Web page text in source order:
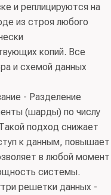
и реплицируются на
из строя любого
копий. Все
и схемой данных
- Разделение
(шарды) по числу
подход снижает
к данным, повышает
в любой момент
системы.
решетки данных -